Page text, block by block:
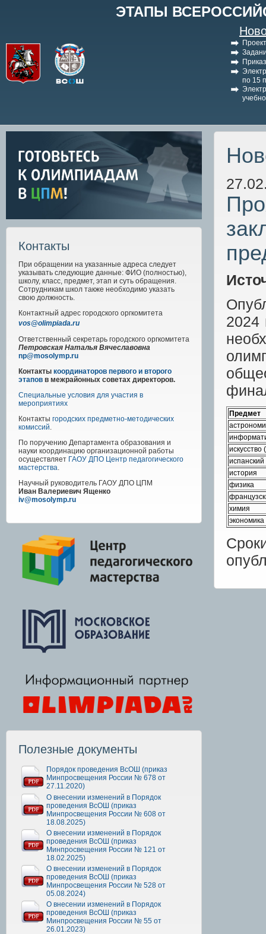
ЭТАПЫ
по 15
Контакты
При обращении на указанные адреса следует
указывать следующие данные: ФИО (полностью),
школу, класс, предмет, этап и суть обращения.
Сотрудникам школ также необходимо указать
свою должность.
Контактный адрес городского оргкомитета
vos@olimpiada.ru
Ответственный секретарь городского оргкомитета
Петровская Наталья Вячеславовна
np@mosolymp.ru
Контакты координаторов первого и второго
этапов в межрайонных советах директоров.
Специальные условия для участия в
мероприятиях
Контакты городских предметно-методических
комиссий.
По поручению Департамента образования и
науки координацию организационной работы
осуществляет ГАОУ ДПО Центр педагогического
мастерства.
Научный руководитель ГАОУ ДПО ЦПМ
Иван Валериевич Ященко
iv@mosolymp.ru
Полезные документы
Порядок проведения ВсОШ (приказ
Минпросвещения России № 678 от
27.11.2020)
О внесении изменений в Порядок
проведения ВсОШ (приказ
Минпросвещения России № 608 от
18.08.2025)
О внесении изменений в Порядок
проведения ВсОШ (приказ
Минпросвещения России № 121 от
18.02.2025)
О внесении изменений в Порядок
проведения ВсОШ (приказ
Минпросвещения России № 528 от
05.08.2024)
О внесении изменений в Порядок
проведения ВсОШ (приказ
Минпросвещения России № 55 от
26.01.2023)
2024
Предмет
искусство
испанский
история
физика
химия
экономика